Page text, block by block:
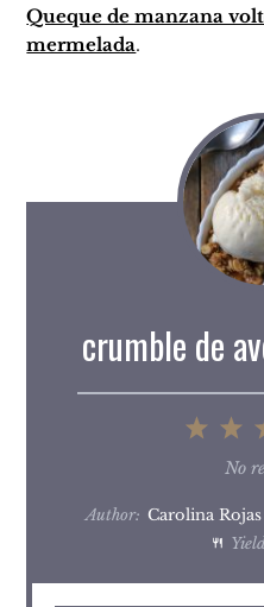
Queque de manzana
mermelada.
crumble de
2
1
Star
No
Author: Carolina Rojas